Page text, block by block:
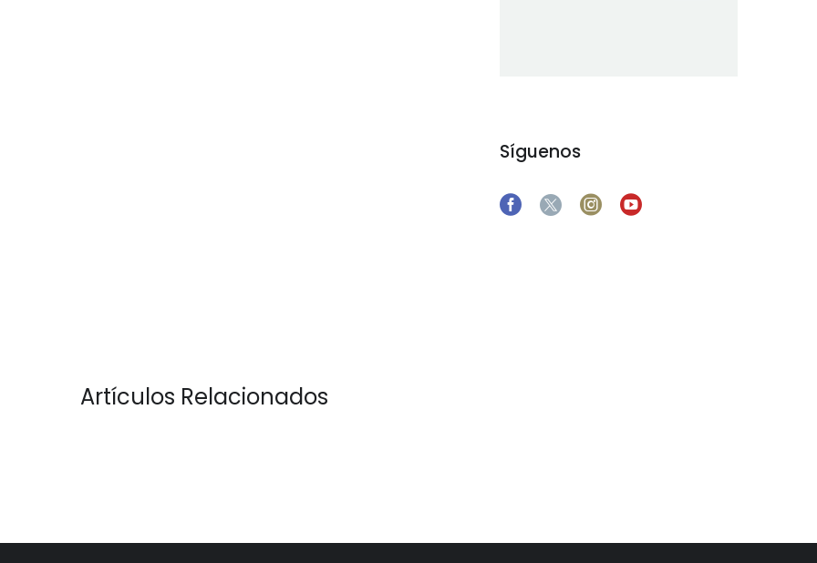
Síguenos
Artículos Relacionados